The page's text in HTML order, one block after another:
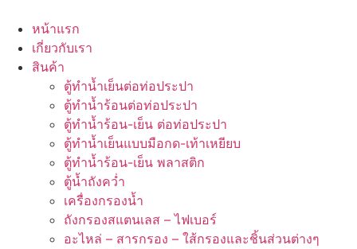
content
หน้าแรก
เกี่ยวกับเรา
สินค้า
ตู้ทำน้ำเย็นต่อท่อประปา
ตู้ทำน้ำร้อนต่อท่อประปา
ตู้ทำน้ำร้อน-เย็น ต่อท่อประปา
ตู้ทำน้ำเย็นแบบมือกด-เท้าเหยียบ
ตู้ทำน้ำร้อน-เย็น พลาสติก
ตู้น้ำถังคว่ำ
เครื่องกรองน้ำ
ถังกรองสแตนเลส – ไฟเบอร์
อะไหล่ – สารกรอง – ใส้กรองและชิ้นส่วนต่างๆ